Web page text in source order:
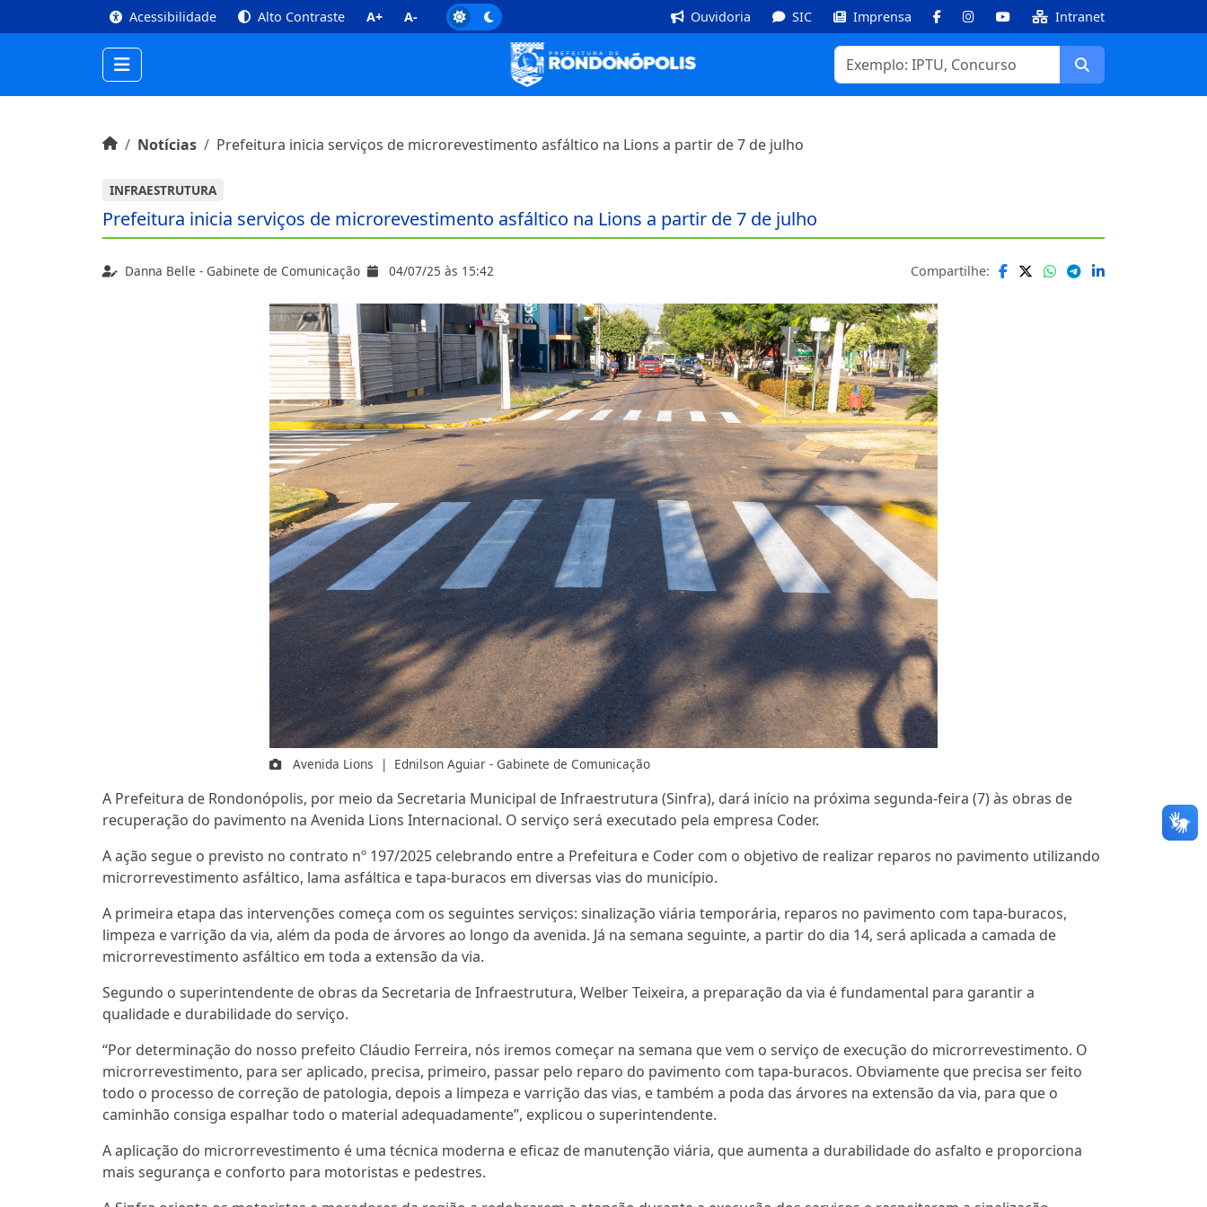
Conteúdo [1] Menu Principal [2] Busca [3] Rodapé [4]
Acessibilidade Alto Contraste A+ A- Ouvidoria SIC Imprensa FacebookInstagramYoutube Intranet
Buscar
Início do conteúdoInícioNotícias Prefeitura inicia serviços de microrevestimento asfáltico na Lions a partir de 7 de julho
INFRAESTRUTURA
Prefeitura inicia serviços de microrevestimento asfáltico na Lions a partir de 7 de julho
Danna Belle - Gabinete de Comunicação 04/07/25 às 15:42 Compartilhe:
Avenida Lions | Ednilson Aguiar - Gabinete de Comunicação
A Prefeitura de Rondonópolis, por meio da Secretaria Municipal de Infraestrutura (Sinfra), dará início na próxima segunda-feira (7) às obras de
recuperação do pavimento na Avenida Lions Internacional. O serviço será executado pela empresa Coder.
A ação segue o previsto no contrato nº 197/2025 celebrando entre a Prefeitura e Coder com o objetivo de realizar reparos no pavimento utilizando
microrrevestimento asfáltico, lama asfáltica e tapa-buracos em diversas vias do município.
A primeira etapa das intervenções começa com os seguintes serviços: sinalização viária temporária, reparos no pavimento com tapa-buracos,
limpeza e varrição da via, além da poda de árvores ao longo da avenida. Já na semana seguinte, a partir do dia 14, será aplicada a camada de
microrrevestimento asfáltico em toda a extensão da via.
Segundo o superintendente de obras da Secretaria de Infraestrutura, Welber Teixeira, a preparação da via é fundamental para garantir a
qualidade e durabilidade do serviço.
“Por determinação do nosso prefeito Cláudio Ferreira, nós iremos começar na semana que vem o serviço de execução do microrrevestimento. O
microrrevestimento, para ser aplicado, precisa, primeiro, passar pelo reparo do pavimento com tapa-buracos. Obviamente que precisa ser feito
todo o processo de correção de patologia, depois a limpeza e varrição das vias, e também a poda das árvores na extensão da via, para que o
caminhão consiga espalhar todo o material adequadamente”, explicou o superintendente.
A aplicação do microrrevestimento é uma técnica moderna e eficaz de manutenção viária, que aumenta a durabilidade do asfalto e proporciona
mais segurança e conforto para motoristas e pedestres.